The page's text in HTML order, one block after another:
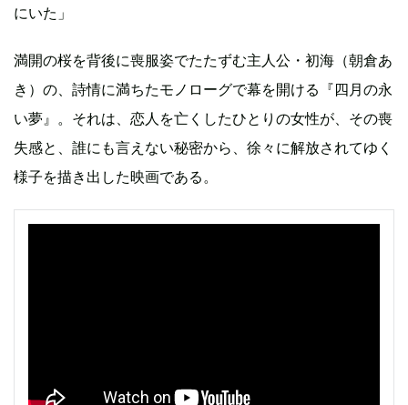
にいた」
満開の桜を背後に喪服姿でたたずむ主人公・初海（朝倉あ
き）の、詩情に満ちたモノローグで幕を開ける『四月の永
い夢』。それは、恋人を亡くしたひとりの女性が、その喪
失感と、誰にも言えない秘密から、徐々に解放されてゆく
様子を描き出した映画である。